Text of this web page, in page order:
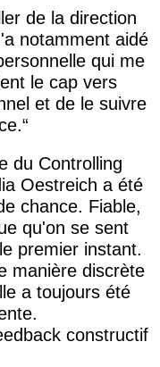
de la direction
notamment aidé
qui me
le cap vers
et de le suivre
du Controlling
Oestreich a été
chance. Fiable,
qu'on se sent
premier instant.
manière discrète
a toujours été
constructif